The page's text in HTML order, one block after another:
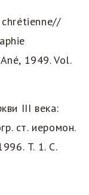
1949. Vol.
III века:
ст. иеромон.
T. 1. С.